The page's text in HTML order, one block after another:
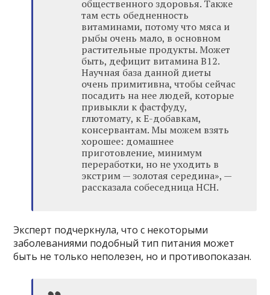
общественного здоровья. Также
там есть обедненность
витаминами, потому что мяса и
рыбы очень мало, в основном
растительные продукты. Может
быть, дефицит витамина В12.
Научная база данной диеты
очень примитивна, чтобы сейчас
посадить на нее людей, которые
привыкли к фастфуду,
глютомату, к Е-добавкам,
консервантам. Мы можем взять
хорошее: домашнее
приготовление, минимум
переработки, но не уходить в
экстрим — золотая середина», —
рассказала собеседница НСН.
Эксперт подчеркнула, что с некоторыми
заболеваниями подобный тип питания может
быть не только неполезен, но и противопоказан.